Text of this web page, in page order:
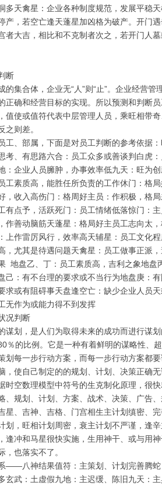
多天禽星：企业各种制度规范，发展平稳
产，若空亡逢天蓬星加凶格为破产。开门
者大吉，相比和不克制者次之，若开门人
断
的集合体，企业无“人”则“止”。企业经营
正确和经营目标的实现。所以预测和判断
值使或值符代表中层管理人员，乘旺相带
之则差。
工、部属，下面是对员工判断的参考依
考、有思路六合：员工众多或善谈判白虎
：企业人员臃肿，办事效率低九天：旺
工素质高，能胜任所负责的工作休门：格
，收入高伤门：格周好主员：作积极，格
有点予，活跃死门：员工情绪低落惊门
作善动脑筋天蓬星：格局好主员工志向太
上作雷厉风行，效率高天辅星：员工文化
，尤其是待遇问题天禽星：员工做事正派
地盘乙、丁：员工素质高，吉利之象地
己：有不台理的要求或不当行为地盘庚：
求或有阻碍事天盘逢空亡：缺少企业人员
无作为或能力得不到发挥
况判断
谋划，是人们为取得未来的成功而进行谋
％的比例。它是一种有着鲜明的谋略性、
划每一步行动方案，而每一步行动方案都
，使自己制定的的规划、计划、决策正确
时空数理模型中符号的生克制化原理，很
、规划、计划、方案、战术、决策、广告、
星、吉神、吉格、门宫相生主计划缜密、
划，旺相计划周密，衰主计划不严谨，逢
逢冲和马星很快实施，生用神干、或与用
，也落实不了。
——八神结果值符：主策划、计划完善腾
玄武：土虚假九地：主迟缓、陈旧九天：